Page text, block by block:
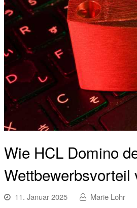
Wie HCL Domino
Wettbewerbsvorteil
11. Januar 2025 Marie Lohr